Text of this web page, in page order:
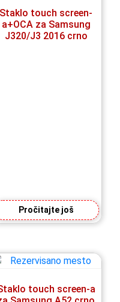
Staklo touch screen-
a+OCA za Samsung
J320/J3 2016 crno
Pročitajte još
touch screen-a